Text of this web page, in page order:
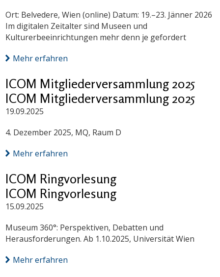
Ort: Belvedere, Wien (online) Datum: 19.–23. Jänner 2026
Im digitalen Zeitalter sind Museen und
Kulturerbeeinrichtungen mehr denn je gefordert
Mehr erfahren
ICOM Mitgliederversammlung 2025
ICOM Mitgliederversammlung 2025
19.09.2025
4. Dezember 2025, MQ, Raum D
Mehr erfahren
ICOM Ringvorlesung
ICOM Ringvorlesung
15.09.2025
Museum 360°: Perspektiven, Debatten und
Herausforderungen. Ab 1.10.2025, Universität Wien
Mehr erfahren